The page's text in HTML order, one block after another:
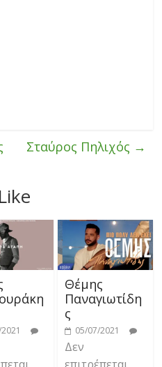
Σταύρος Πηλιχός →
Θέμης
Παναγιωτίδη
ς
05/07/2021
Δεν